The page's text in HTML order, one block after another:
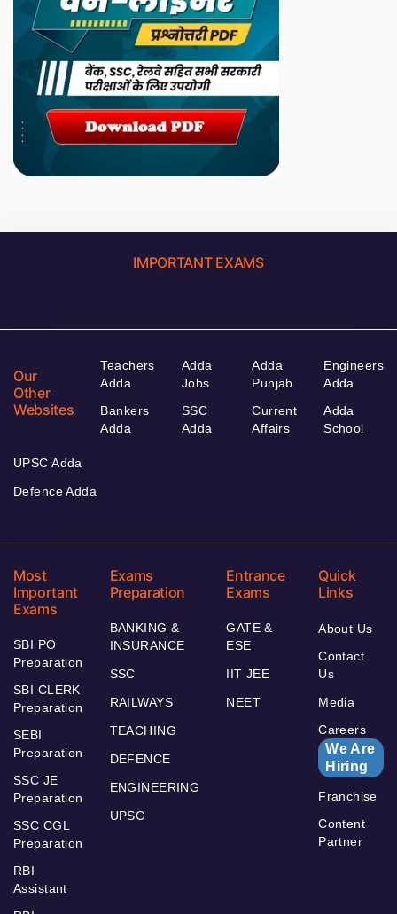
IMPORTANT EXAMS
Our
Other
Websites
Teachers
Adda
Bankers
Adda
Adda
Jobs
SSC
Adda
Adda
Punjab
Current
Affairs
Engineers
Adda
Adda
School
UPSC Adda
Defence Adda
Most
Important
Exams
SBI PO
Preparation
SBI CLERK
Preparation
SEBI
Preparation
SSC JE
Preparation
SSC CGL
Preparation
RBI
Assistant
Exams
Preparation
BANKING &
INSURANCE
SSC
RAILWAYS
TEACHING
DEFENCE
ENGINEERING
UPSC
Entrance
Exams
GATE &
ESE
IIT JEE
NEET
Quick
Links
About Us
Contact
Us
Media
Careers
We Are
Hiring
Franchise
Content
Partner